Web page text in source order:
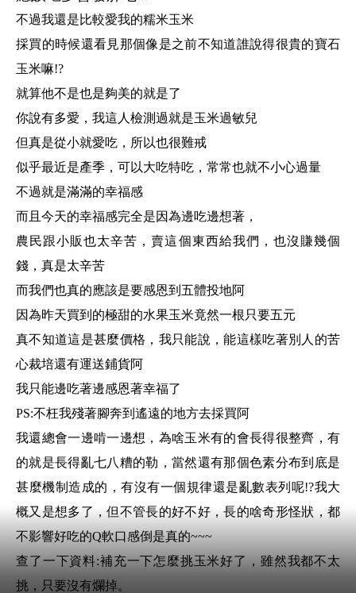
不過我還是比較愛我的糯米玉米
採買的時候還看見那個像是之前不知道誰說得很貴的寶石
玉米嘛!?
就算他不是也是夠美的就是了
你說有多愛，我這人檢測過就是玉米過敏兒
但真是從小就愛吃，所以也很難戒
似乎最近是產季，可以大吃特吃，常常也就不小心過量
不過就是滿滿的幸福感
而且今天的幸福感完全是因為邊吃邊想著，
農民跟小販也太辛苦，賣這個東西給我們，也沒賺幾個
錢，真是太辛苦
而我們也真的應該是要感恩到五體投地阿
因為昨天買到的極甜的水果玉米竟然一根只要五元
真不知道這是甚麼價格，我只能說，能這樣吃著別人的苦
心裁培還有運送鋪貨阿
我只能邊吃著邊感恩著幸福了
PS:不枉我殘著腳奔到遙遠的地方去採買阿
我還總會一邊啃一邊想，為啥玉米有的會長得很整齊，有
的就是長得亂七八糟的勒，當然還有那個色素分布到底是
甚麼機制造成的，有沒有一個規律還是亂數表列呢!?我大
概又是想多了，但不管長的好不好，長的啥奇形怪狀，都
不影響好吃的Q軟口感倒是真的~~~
查了一下資料:補充一下怎麼挑玉米好了，雖然我都不太
挑，只要沒有爛掉。